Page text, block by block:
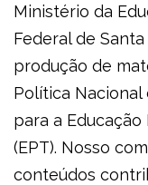
Ministério da
Federal de
produção de
Política Nacional
para a
(EPT). Nosso
conteúdos